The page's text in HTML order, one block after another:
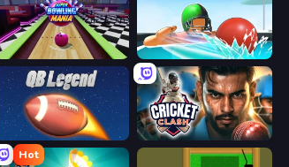
Super Bowling Mania Dodgeball
2 Minute Football QB Legend Cricket Clash
Hot